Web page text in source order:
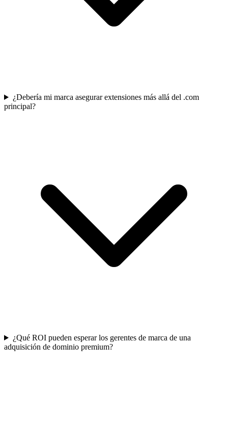
¿Debería mi marca asegurar extensiones más allá del .com
principal?
¿Qué ROI pueden esperar los gerentes de marca de una
adquisición de dominio premium?